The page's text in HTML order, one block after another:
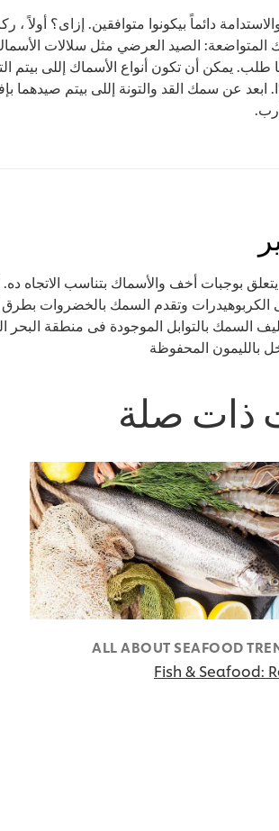
دائماً بيكونوا متوافقين. إزاى؟
المتواضعة: الصيد العرضي مثل سلالات
يمكن أن تكون أنواع الأسماك إللى بيتم
ابعد عن سمك القد والتونة إللى بيتم
يتعلق بوجبات أخف والأسماك بتناسب الاتجاه
الكربوهيدرات وتقدم السمك بالخضروات بطرق
السمك بالتوابل الموجودة فى منطقة
بالليمون المحفوظة
ذات صلة
ALL ABOUT SEAFOOD
Fish & Seafood: